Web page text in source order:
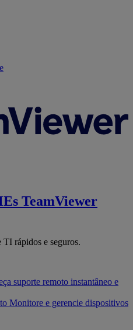
TeamViewer
TI rápidos e seguros.
suporte remoto instantâneo e
Monitore e gerencie dispositivos